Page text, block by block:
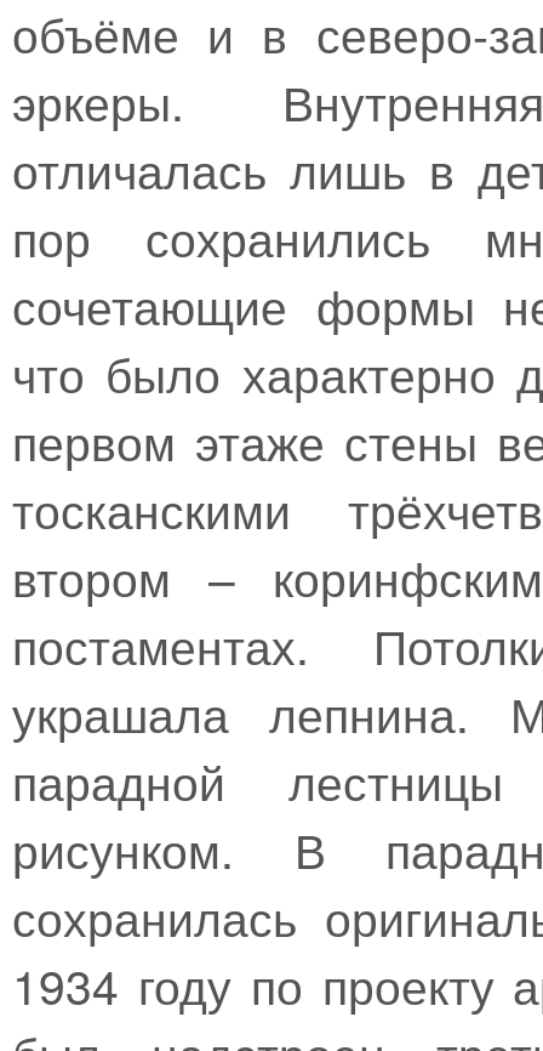
объёме и в северо-
эркеры.
отличалась лишь в
пор сохранились
сочетающие формы
что было характерно
первом этаже стены
тосканскими
втором –
постаментах.
украшала лепнина.
парадной лестницы
рисунком. В
сохранилась
1934 году по проекту